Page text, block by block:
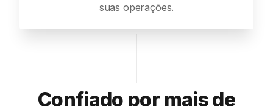
suas operações.
Confiado por mais de